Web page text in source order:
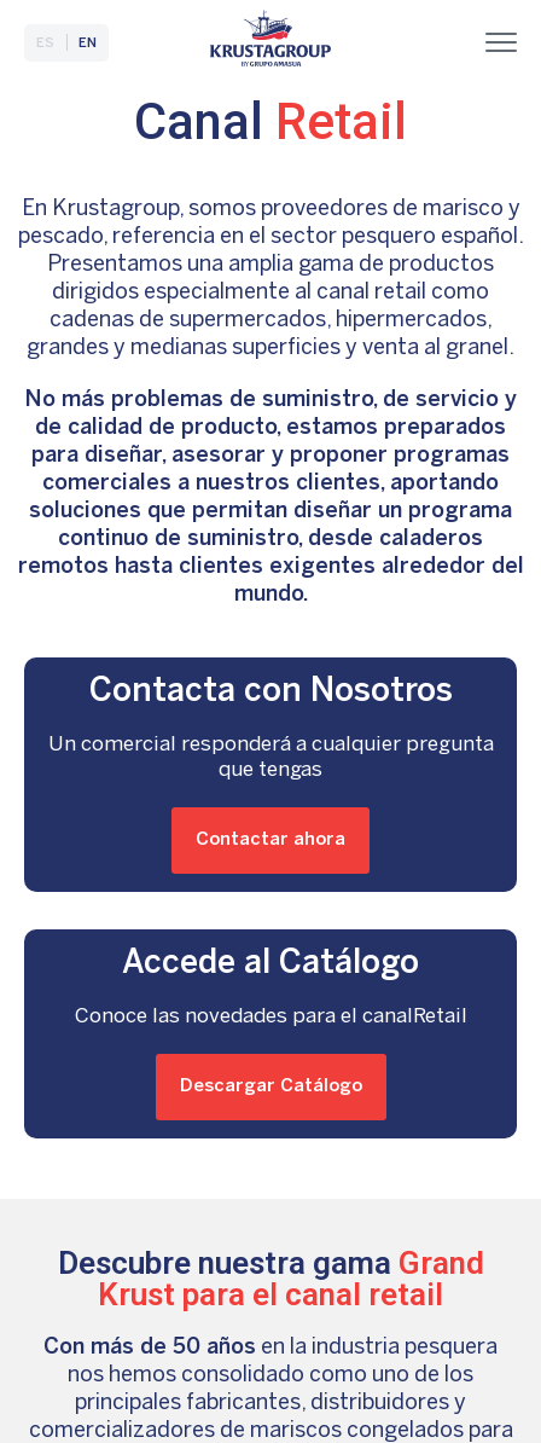
ES EN
Canal Retail
En Krustagroup, somos proveedores de marisco y
pescado, referencia en el sector pesquero español.
Presentamos una amplia gama de productos
dirigidos especialmente al canal retail como
cadenas de supermercados, hipermercados,
grandes y medianas superficies y venta al granel.
No más problemas de suministro, de servicio y
de calidad de producto, estamos preparados
para diseñar, asesorar y proponer programas
comerciales a nuestros clientes, aportando
soluciones que permitan diseñar un programa
continuo de suministro, desde caladeros
remotos hasta clientes exigentes alrededor del
mundo.
Contacta con Nosotros
Un comercial responderá a cualquier pregunta
que tengas
Contactar ahora
Accede al Catálogo
Conoce las novedades para el canal Retail
Descargar Catálogo
Descubre nuestra gama Grand
Krust para el canal retail
Con más de 50 años en la industria pesquera
nos hemos consolidado como uno de los
principales fabricantes, distribuidores y
comercializadores de mariscos congelados para